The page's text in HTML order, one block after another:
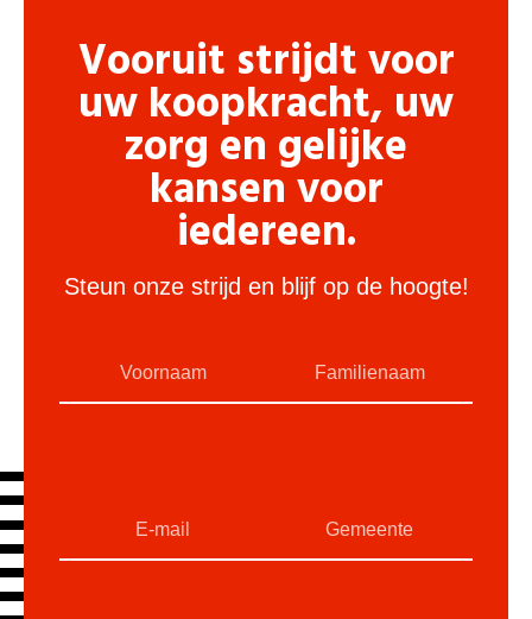
Vooruit strijdt voor
uw koopkracht, uw
zorg en gelijke
kansen voor
iedereen.
Steun onze strijd en blijf op de hoogte!